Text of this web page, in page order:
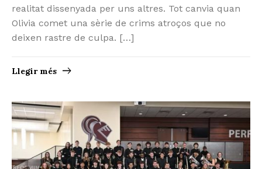
realitat dissenyada per uns altres. Tot canvia quan
Olivia comet una sèrie de crims atroços que no
deixen rastre de culpa. […]
Llegir més